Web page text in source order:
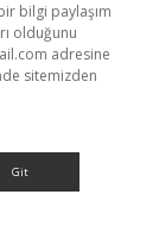
bilgi paylaşım
olduğunu
adresine
sitemizden